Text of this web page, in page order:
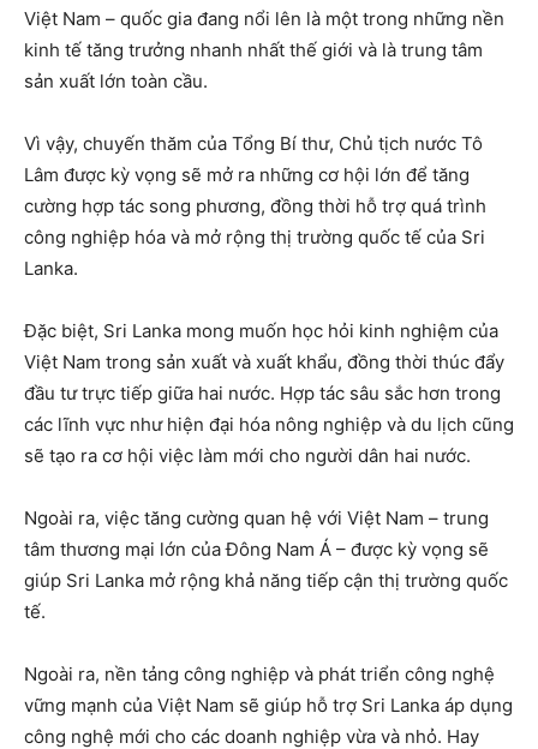
Việt Nam – quốc gia đang nổi lên là một trong những nền
kinh tế tăng trưởng nhanh nhất thế giới và là trung tâm
sản xuất lớn toàn cầu.
Vì vậy, chuyến thăm của Tổng Bí thư, Chủ tịch nước Tô
Lâm được kỳ vọng sẽ mở ra những cơ hội lớn để tăng
cường hợp tác song phương, đồng thời hỗ trợ quá trình
công nghiệp hóa và mở rộng thị trường quốc tế của Sri
Lanka.
Đặc biệt, Sri Lanka mong muốn học hỏi kinh nghiệm của
Việt Nam trong sản xuất và xuất khẩu, đồng thời thúc đẩy
đầu tư trực tiếp giữa hai nước. Hợp tác sâu sắc hơn trong
các lĩnh vực như hiện đại hóa nông nghiệp và du lịch cũng
sẽ tạo ra cơ hội việc làm mới cho người dân hai nước.
Ngoài ra, việc tăng cường quan hệ với Việt Nam – trung
tâm thương mại lớn của Đông Nam Á – được kỳ vọng sẽ
giúp Sri Lanka mở rộng khả năng tiếp cận thị trường quốc
tế.
Ngoài ra, nền tảng công nghiệp và phát triển công nghệ
vững mạnh của Việt Nam sẽ giúp hỗ trợ Sri Lanka áp dụng
công nghệ mới cho các doanh nghiệp vừa và nhỏ. Hay